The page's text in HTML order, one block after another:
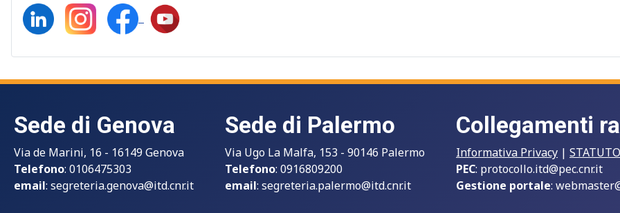
Sede di Genova
Via de Marini, 16 - 16149 Genova
Telefono: 0106475303
email: segreteria.genova@itd.cnr.it
Sede di Palermo
Via Ugo La Malfa, 153 - 90146 Palermo
Telefono: 0916809200
email: segreteria.palermo@itd.cnr.it
Collegamenti
Informativa Privacy | STATUTO
PEC: protocollo.itd@pec.cnr.it
Gestione portale: